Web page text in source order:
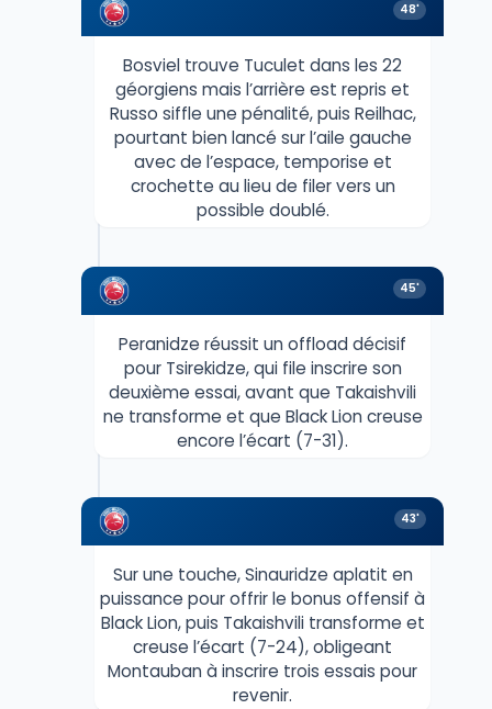
48'
Bosviel trouve Tuculet dans les 22
géorgiens mais l’arrière est repris et
Russo siffle une pénalité, puis Reilhac,
pourtant bien lancé sur l’aile gauche
avec de l’espace, temporise et
crochette au lieu de filer vers un
possible doublé.
45'
Peranidze réussit un offload décisif
pour Tsirekidze, qui file inscrire son
deuxième essai, avant que Takaishvili
ne transforme et que Black Lion creuse
encore l’écart (7-31).
43'
Sur une touche, Sinauridze aplatit en
puissance pour offrir le bonus offensif à
Black Lion, puis Takaishvili transforme et
creuse l’écart (7-24), obligeant
Montauban à inscrire trois essais pour
revenir.